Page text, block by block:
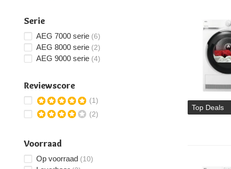
Top Deals
Serie
AEG 7000 serie (6)
AEG 8000 serie (2)
AEG 9000 serie (4)
Reviewscore
(1)
(2)
Voorraad
Op voorraad (10)